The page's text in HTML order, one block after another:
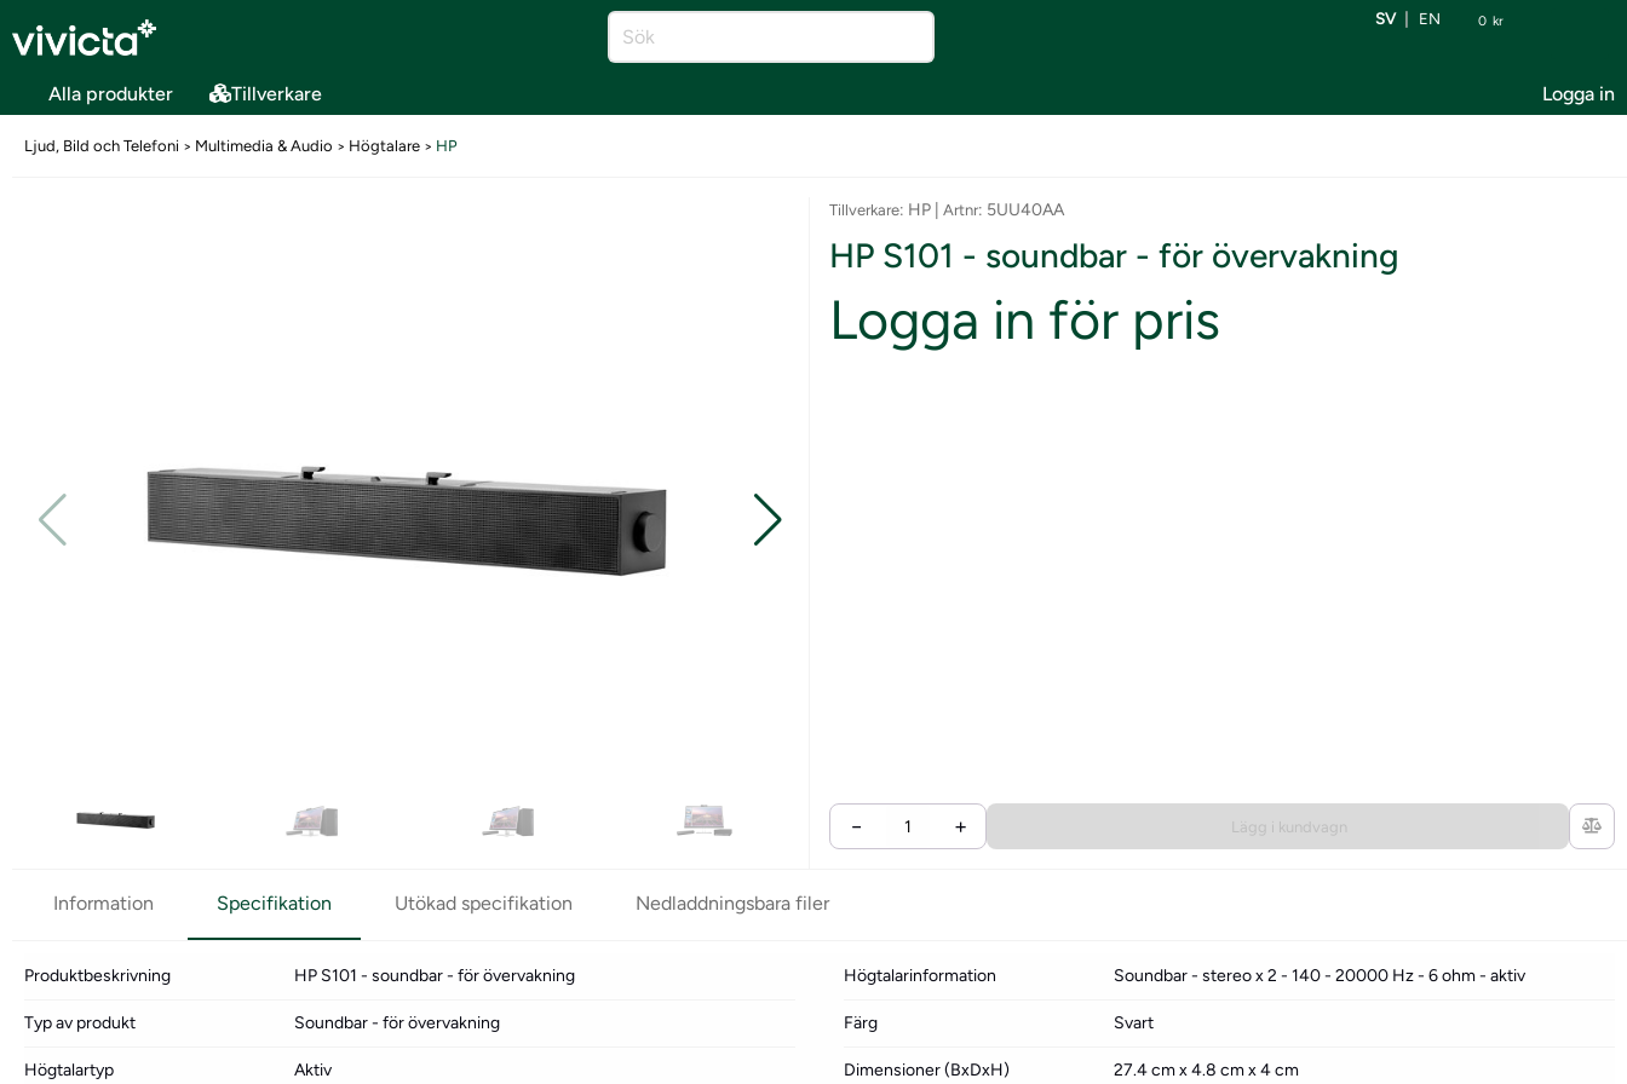
SV EN 0 kr
Alla produkter Tillverkare Logga in
Ljud, Bild och Telefoni > Multimedia & Audio > Högtalare > HP
Tillverkare: HP | Artnr: 5UU40AA
HP S101 - soundbar - för övervakning
Logga in för pris
− + Lägg i kundvagn
Information Specifikation Utökad specifikation Nedladdningsbara filer
Produktbeskrivning HP S101 - soundbar - för övervakning
Typ av produkt Soundbar - för övervakning
Högtalartyp Aktiv
Högtalarinformation Soundbar - stereo x 2 - 140 - 20000 Hz - 6 ohm - aktiv
Färg Svart
Dimensioner (BxDxH) 27.4 cm x 4.8 cm x 4 cm